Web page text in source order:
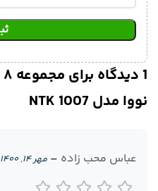
1 دیدگاه برای
نووا مدل NTK 1007
عباس محب زاده – مهر ۱۴, ۱۴۰۰